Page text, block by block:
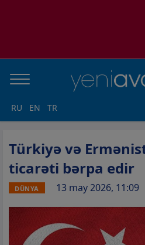
RU EN TR
Türkiyə və
ticarəti bərpa edir
DÜNYA 13 may 2026, 11:09